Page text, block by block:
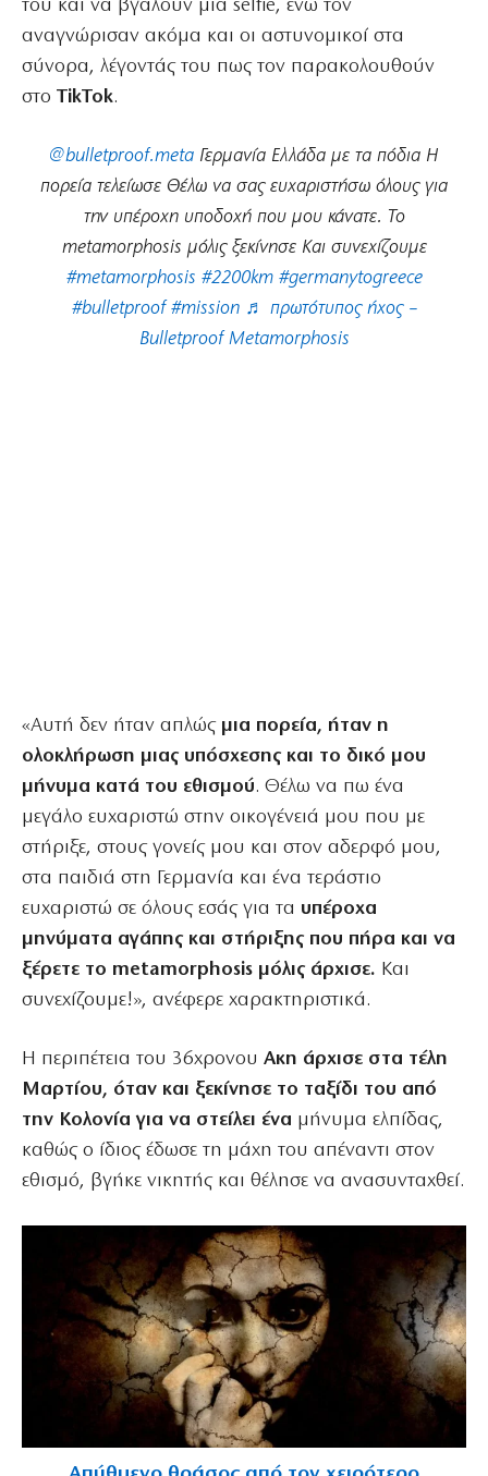
του και να βγάλουν μια selfie, ενώ τον
αναγνώρισαν ακόμα και οι αστυνομικοί στα
σύνορα, λέγοντάς του πως τον παρακολουθούν
στο TikTok.
@bulletproof.meta Γερμανία Ελλάδα με τα πόδια Η
πορεία τελείωσε Θέλω να σας ευχαριστήσω όλους για
την υπέροχη υποδοχή που μου κάνατε. Το
metamorphosis μόλις ξεκίνησε Και συνεχίζουμε
#metamorphosis #2200km #germanytogreece
#bulletproof #mission ♬ πρωτότυπος ήχος –
Bulletproof Metamorphosis
«Αυτή δεν ήταν απλώς μια πορεία, ήταν η
ολοκλήρωση μιας υπόσχεσης και το δικό μου
μήνυμα κατά του εθισμού. Θέλω να πω ένα
μεγάλο ευχαριστώ στην οικογένειά μου που με
στήριξε, στους γονείς μου και στον αδερφό μου,
στα παιδιά στη Γερμανία και ένα τεράστιο
ευχαριστώ σε όλους εσάς για τα υπέροχα
μηνύματα αγάπης και στήριξης που πήρα και να
ξέρετε το metamorphosis μόλις άρχισε. Και
συνεχίζουμε!», ανέφερε χαρακτηριστικά.
Η περιπέτεια του 36χρονου Ακη άρχισε στα τέλη
Μαρτίου, όταν και ξεκίνησε το ταξίδι του από
την Κολονία για να στείλει ένα μήνυμα ελπίδας,
καθώς ο ίδιος έδωσε τη μάχη του απέναντι στον
εθισμό, βγήκε νικητής και θέλησε να ανασυνταχθεί.